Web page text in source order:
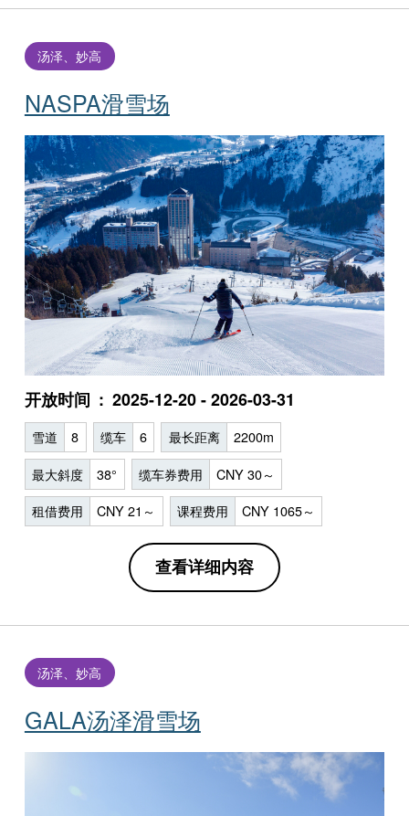
NASPA滑雪场
汤泽、妙高
开放时间 2025-12-20 - 2026-03-31
雪道 8 缆车 6 最长距离 2200m
最大斜度 38° 缆车券费用 CNY 30～
租借费用 CNY 21～ 课程费用 CNY 1065～
查看详细内容
GALA汤泽滑雪场
汤泽、妙高